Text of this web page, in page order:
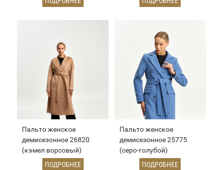
Пальто женское
демисезонное 26820
(кэмел ворсовый)
ПОДРОБНЕЕ
Пальто женское
демисезонное 25775
(серо-голубой)
ПОДРОБНЕЕ